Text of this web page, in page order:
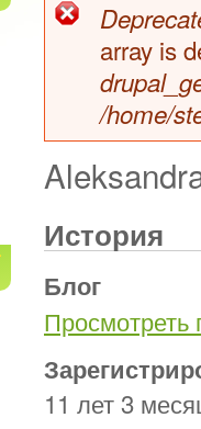
array is
/home/
История
Блог
Просмотреть
11 лет 3